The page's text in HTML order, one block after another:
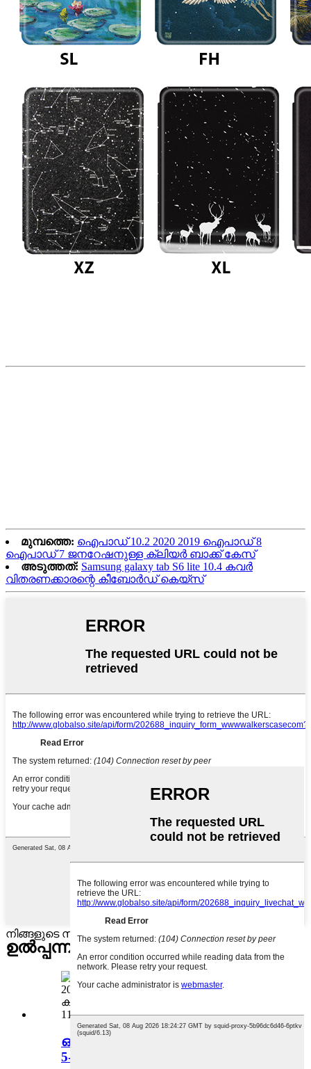
മുമ്പത്തെ: ഐപാഡ് 10.2 2020 2019 ഐപാഡ് 8
ഐപാഡ് 7 ജനറേഷനുള്ള ക്ലിയർ ബാക്ക് കേസ്
അടുത്തത്: Samsung galaxy tab S6 lite 10.4 കവർ
വിതരണക്കാരന്റെ കീബോർഡ് കെയ്‌സ്
നിങ്ങളുടെ സന്ദേശം ഇവിടെ എഴുതി ഞങ്ങൾക്ക് അയക്കുക
ഉൽപ്പന്നം വിഭാഗങ്ങൾ
ഓൾ-ന്യൂ കിൻഡിൽ പേപ്പർവൈറ്റ്
5-നുള്ള അൾട്രാ സ്ലിം കേസ്...